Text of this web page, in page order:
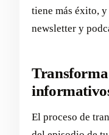
tiene más éxito,
newsletter y
Transforma
El proceso de